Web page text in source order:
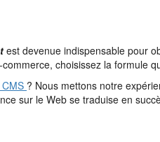
est devenue indispensable pour
choisissez la formule
? Nous mettons notre
sur le Web se traduise en